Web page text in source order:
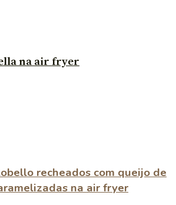
na air fryer
recheados com queijo de
na air fryer